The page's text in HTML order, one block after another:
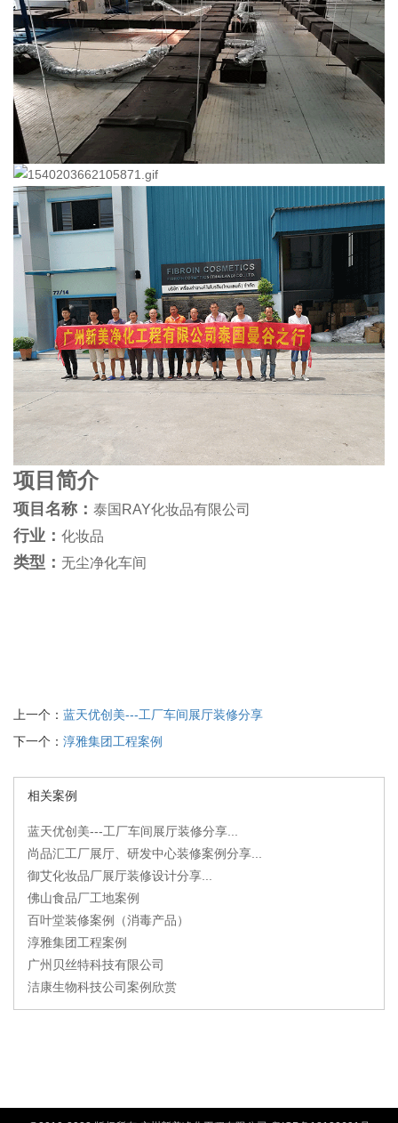
项目简介
项目名称： 泰国RAY化妆品有限公司
行业： 化妆品
类型： 无尘净化车间
上一个： 蓝天优创美---工厂车间展厅装修分享
下一个： 淳雅集团工程案例
相关案例
蓝天优创美---工厂车间展厅装修分享...
尚品汇工厂展厅、研发中心装修案例分享...
御艾化妆品厂展厅装修设计分享...
佛山食品厂工地案例
百叶堂装修案例（消毒产品）
淳雅集团工程案例
广州贝丝特科技有限公司
洁康生物科技公司案例欣赏